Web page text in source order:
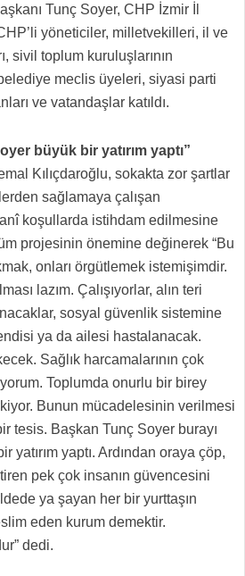
Tunç Soyer, CHP İzmir İl
yöneticiler, milletvekilleri, il ve
sivil toplum kuruluşlarının
meclis üyeleri, siyasi parti
ve vatandaşlar katıldı.
büyük bir yatırım yaptı”
Kılıçdaroğlu, sokakta zor şartlar
sağlamaya çalışan
koşullarda istihdam edilmesine
projesinin önemine değinerek “Bu
onları örgütlemek istemişimdir.
lazım. Çalışıyorlar, alın teri
sosyal güvenlik sistemine
ya da ailesi hastalanacak.
Sağlık harcamalarının çok
Toplumda onurlu bir birey
Bunun mücadelesinin verilmesi
tesis. Başkan Tunç Soyer burayı
yatırım yaptı. Ardından oraya çöp,
pek çok insanın güvencesini
ya şayan her bir yurttaşın
eden kurum demektir.
dedi.